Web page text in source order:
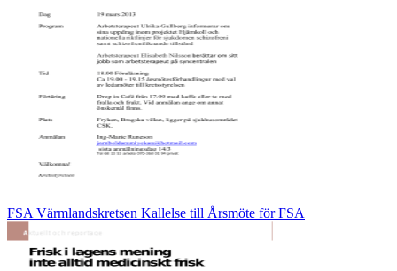
FSA Värmlandskretsen Kallelse till Årsmöte för FSA